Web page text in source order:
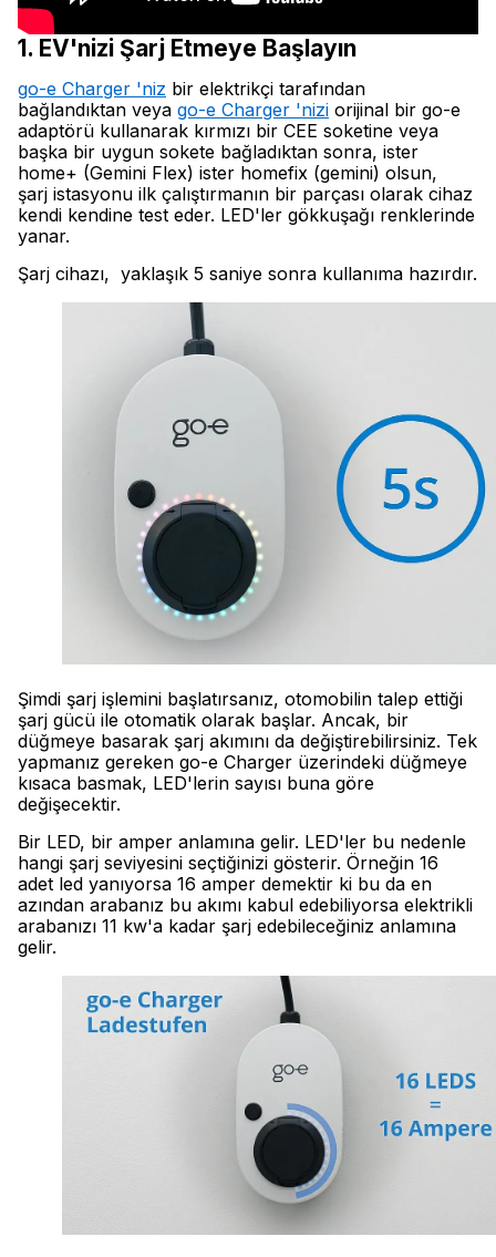
1. EV'nizi Şarj Etmeye Başlayın
go-e Charger 'niz bir elektrikçi tarafından
bağlandıktan veya go-e Charger 'nizi orijinal bir go-e
adaptörü kullanarak kırmızı bir CEE soketine veya
başka bir uygun sokete bağladıktan sonra, ister
home+ (Gemini Flex) ister homefix (gemini) olsun,
şarj istasyonu ilk çalıştırmanın bir parçası olarak cihaz
kendi kendine test eder. LED'ler gökkuşağı renklerinde
yanar.
Şarj cihazı, yaklaşık 5 saniye sonra kullanıma hazırdır.
Şimdi şarj işlemini başlatırsanız, otomobilin talep ettiği
şarj gücü ile otomatik olarak başlar. Ancak, bir
düğmeye basarak şarj akımını da değiştirebilirsiniz. Tek
yapmanız gereken go-e Charger üzerindeki düğmeye
kısaca basmak, LED'lerin sayısı buna göre
değişecektir.
Bir LED, bir amper anlamına gelir. LED'ler bu nedenle
hangi şarj seviyesini seçtiğinizi gösterir. Örneğin 16
adet led yanıyorsa 16 amper demektir ki bu da en
azından arabanız bu akımı kabul edebiliyorsa elektrikli
arabanızı 11 kw'a kadar şarj edebileceğiniz anlamına
gelir.